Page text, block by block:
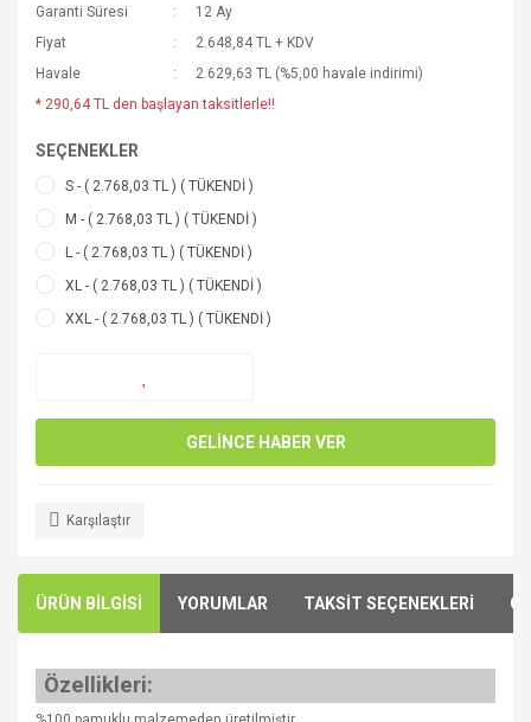
Garanti Süresi
12 Ay
Fiyat
2.648,84 TL + KDV
Havale
2.629,63 TL (%5,00 havale indirimi)
* 290,64 TL den başlayan taksitlerle!!
SEÇENEKLER
S - ( 2.768,03 TL ) ( TÜKENDİ )
M - ( 2.768,03 TL ) ( TÜKENDİ )
L - ( 2.768,03 TL ) ( TÜKENDİ )
XL - ( 2.768,03 TL ) ( TÜKENDİ )
XXL - ( 2.768,03 TL ) ( TÜKENDİ )
GELİNCE HABER VER
Karşılaştır
ÜRÜN BİLGİSİ YORUMLAR TAKSİT SEÇENEKLERİ
Özellikleri: